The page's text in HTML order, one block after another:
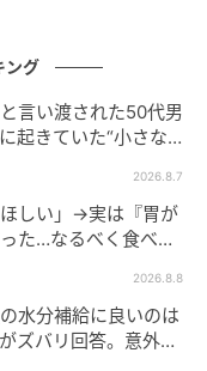
題」で終わら
後回しにしてし
、歯茎の出血が繰
確認してもらうこ
ング
言い渡された50代男
起きていた“小さな異
2026.8.7
しい」→実は『胃が
た…なるべく食べる
2026.8.8
水分補給に良いのは
ズバリ回答。意外と